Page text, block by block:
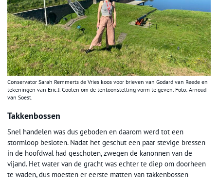
Conservator Sarah Remmerts de Vries koos voor brieven van Godard van Reede en
tekeningen van Eric J. Coolen om de tentoonstelling vorm te geven. Foto: Arnoud
van Soest.
Takkenbossen
Snel handelen was dus geboden en daarom werd tot een
stormloop besloten. Nadat het geschut een paar stevige bressen
in de hoofdwal had geschoten, zwegen de kanonnen van de
vijand. Het water van de gracht was echter te diep om doorheen
te waden, dus moesten er eerste matten van takkenbossen